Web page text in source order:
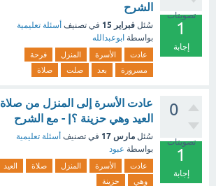
تصويتات
1
إجابة
الشرح
سُئل فبراير 15 في تصنيف أسئلة تعليمية
بواسطة ابوعبدالله
عادت الأسرة المنزل
فرحة
مسرورة
بعد صلت صلاة
0
تصويتات
1
إجابة
عادت الأسرة إلى المنزل من صلاة
العيد وهي حزينة ؟| - مع الشرح
سُئل مارس 17 في تصنيف أسئلة تعليمية
بواسطة عبود
عادت الأسرة المنزل صلاة
العيد
وهي
حزينة